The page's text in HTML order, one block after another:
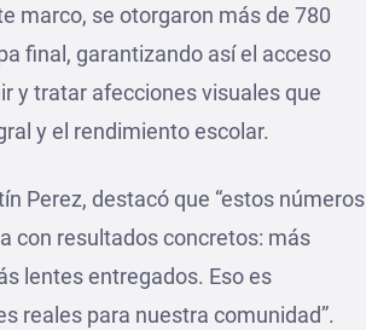
marco, se otorgaron más de 780
final, garantizando así el acceso
y tratar afecciones visuales que
y el rendimiento escolar.
Perez, destacó que “estos números
con resultados concretos: más
lentes entregados. Eso es
reales para nuestra comunidad”.